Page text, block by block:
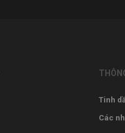
Tinh
Các